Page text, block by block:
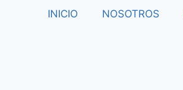
INICIO NOSOTROS